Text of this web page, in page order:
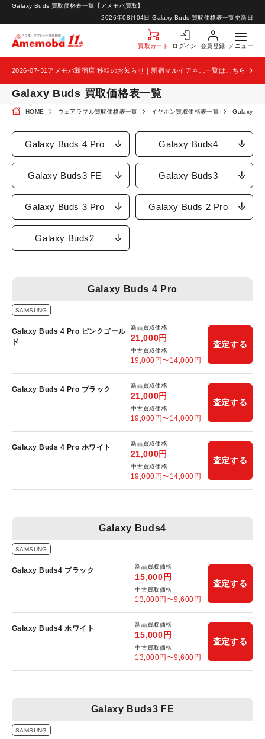
2026年08月04日 Galaxy Buds 買取価格表一覧更新日
Galaxy Buds 買取価格表一覧【アメモバ買取】
買取カート ログイン 会員登録 メニュー
お問い合わせ
2026-07-31 一覧はこちら
Galaxy Buds 買取価格表一覧
HOME ウェアラブル買取価格表一覧 イヤホン買取価格表一覧 Galaxy
Galaxy Buds 4 Pro Galaxy Buds4
Galaxy Buds3 FE Galaxy Buds3
Galaxy Buds 3 Pro Galaxy Buds 2 Pro
Galaxy Buds2
Galaxy Buds 4 Pro
SAMSUNG
Galaxy Buds 4 Pro ピンクゴール
ド
新品買取価格
21,000円
中古買取価格
19,000円〜14,000円
査定する
Galaxy Buds 4 Pro ブラック 新品買取価格
21,000円
中古買取価格
19,000円〜14,000円
査定する
Galaxy Buds 4 Pro ホワイト 新品買取価格
21,000円
中古買取価格
19,000円〜14,000円
査定する
Galaxy Buds4
SAMSUNG
Galaxy Buds4 ブラック 新品買取価格
15,000円
中古買取価格
13,000円〜9,600円
査定する
Galaxy Buds4 ホワイト 新品買取価格
15,000円
中古買取価格
13,000円〜9,600円
査定する
Galaxy Buds3 FE
SAMSUNG